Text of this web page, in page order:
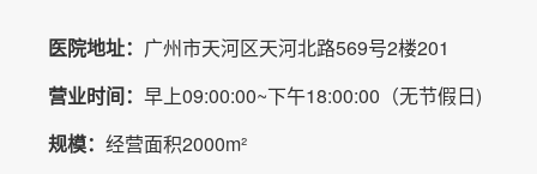
医院地址： 广州市天河区天河北路569号2楼201
营业时间： 早上09:00:00~下午18:00:00（无节假日)
规模： 经营面积2000m²